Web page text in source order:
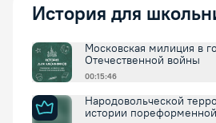
История для
Московская милиция в
Отечественной войны
00:15:46
Народовольческой
истории